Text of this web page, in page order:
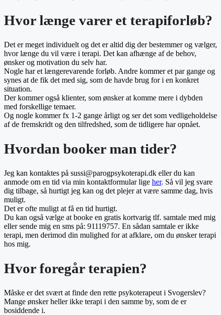
Hvor længe varer et terapiforløb?
Det er meget individuelt og det er altid dig der bestemmer og vælger,
hvor længe du vil være i terapi. Det kan afhænge af de behov,
ønsker og motivation du selv har.
Nogle har et længerevarende forløb. Andre kommer et par gange og
synes at de fik det med sig, som de havde brug for i en konkret
situation.
Der kommer også klienter, som ønsker at komme mere i dybden
med forskellige temaer.
Og nogle kommer fx 1-2 gange årligt og ser det som vedligeholdelse
af de fremskridt og den tilfredshed, som de tidligere har opnået.
Hvordan booker man tider?
Jeg kan kontaktes på sussi@parogpsykoterapi.dk eller du kan
anmode om en tid via min kontaktformular lige her. Så vil jeg svare
dig tilbage, så hurtigt jeg kan og det plejer at være samme dag, hvis
muligt.
Det er ofte muligt at få en tid hurtigt.
Du kan også vælge at booke en gratis kortvarig tlf. samtale med mig
eller sende mig en sms på: 91119757. En sådan samtale er ikke
terapi, men derimod din mulighed for at afklare, om du ønsker terapi
hos mig.
Hvor foregår terapien?
Måske er det svært at finde den rette psykoterapeut i Svogerslev?
Mange ønsker heller ikke terapi i den samme by, som de er
bosiddende i.